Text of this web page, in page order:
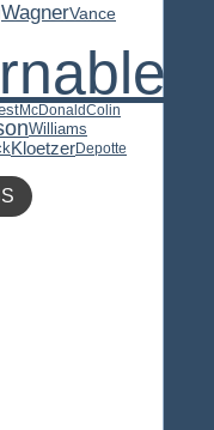
WagnerVance
McDonaldColin
Williams
KloetzerDepotte